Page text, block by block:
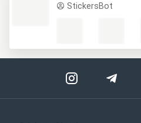
StickersBot